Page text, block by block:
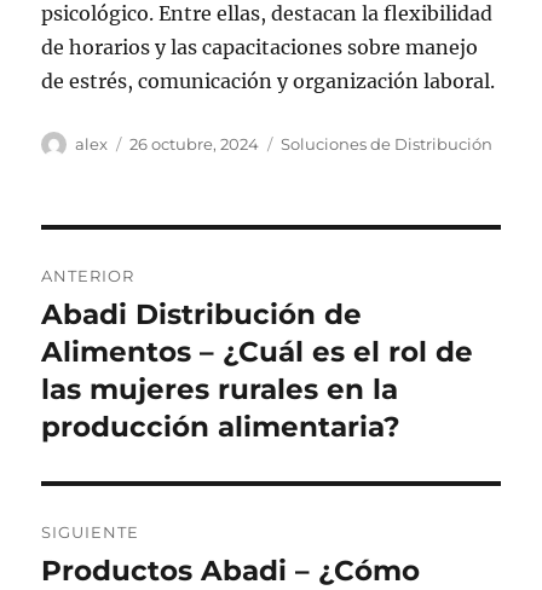
psicológico. Entre ellas, destacan la flexibilidad
de horarios y las capacitaciones sobre manejo
de estrés, comunicación y organización laboral.
Autor
alex
Publicado
26 octubre, 2024 Categorías
Soluciones de Distribución
de
entradas
ANTERIOR
Entrada
anterior:
Abadi Distribución de
Alimentos – ¿Cuál es el rol de
las mujeres rurales en la
producción alimentaria?
SIGUIENTE
Siguiente
Productos Abadi – ¿Cómo